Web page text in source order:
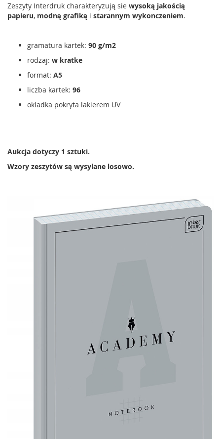
Zeszyty Interdruk charakteryzują sie wysoką jakością
papieru, modną grafiką i starannym wykonczeniem.
gramatura kartek: 90 g/m2
rodzaj: w kratke
format: A5
liczba kartek: 96
okladka pokryta lakierem UV
Aukcja dotyczy 1 sztuki.
Wzory zeszytów są wysylane losowo.